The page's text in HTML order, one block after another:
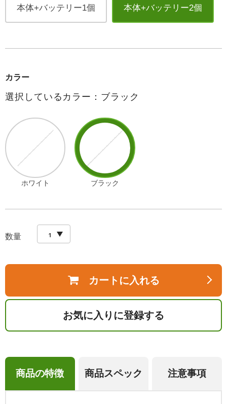
本体+バッテリー1個 本体+バッテリー2個
カラー
選択しているカラー：ブラック
ホワイト ブラック
数量
カートに入れる
お気に入りに登録する
商品の特徴 商品スペック 注意事項